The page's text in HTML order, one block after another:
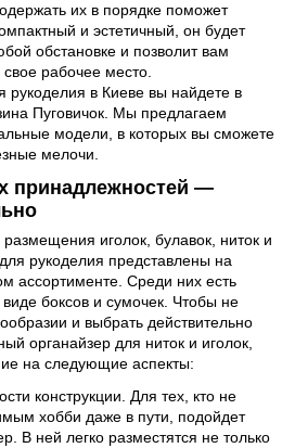
их в порядке поможет
и эстетичный, он будет
обстановке и позволит вам
рабочее место.
рукоделия в Киеве вы найдете в
Пуговичок. Мы предлагаем
модели, в которых вы сможете
мелочи.
принадлежностей —
иголок, булавок, ниток и
рукоделия представлены на
ассортименте. Среди них есть
боксов и сумочек. Чтобы не
и выбрать действительно
органайзер для ниток и иголок,
на следующие аспекты:
конструкции. Для тех, кто не
хобби даже в пути, подойдет
В ней легко разместятся не только